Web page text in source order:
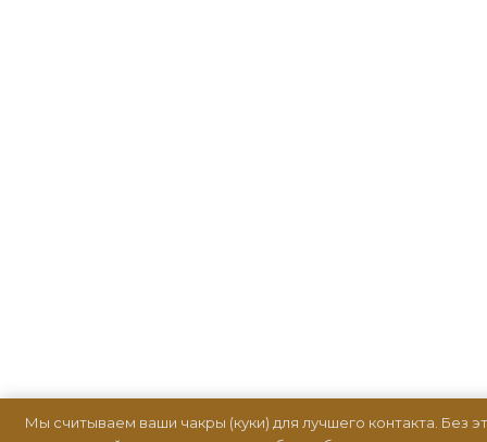
Мы считываем ваши чакры (куки) для лучшего контакта. Без